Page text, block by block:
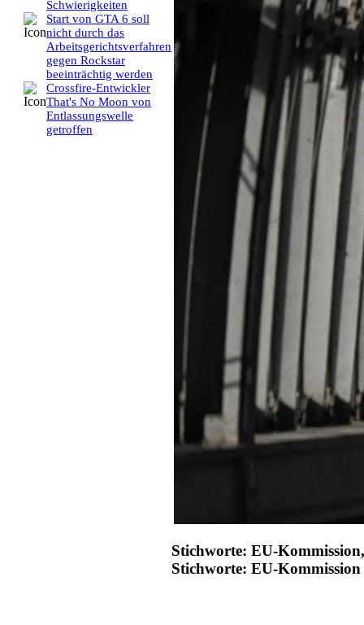
Schwierigkeiten
Start von GTA 6 soll
nicht durch das
Arbeitsgerichtsverfahren
gegen Rockstar
beeinträchtig werden
Crossfire-Entwickler
That's No Moon von
Entlassungswelle
getroffen
Stichworte: EU-
Stichworte: EU-